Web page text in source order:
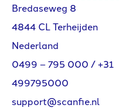
Bredaseweg 8
4844 CL Terheijden
Nederland
0499 – 795 000 /+31
499795000
support@scanfie.nl